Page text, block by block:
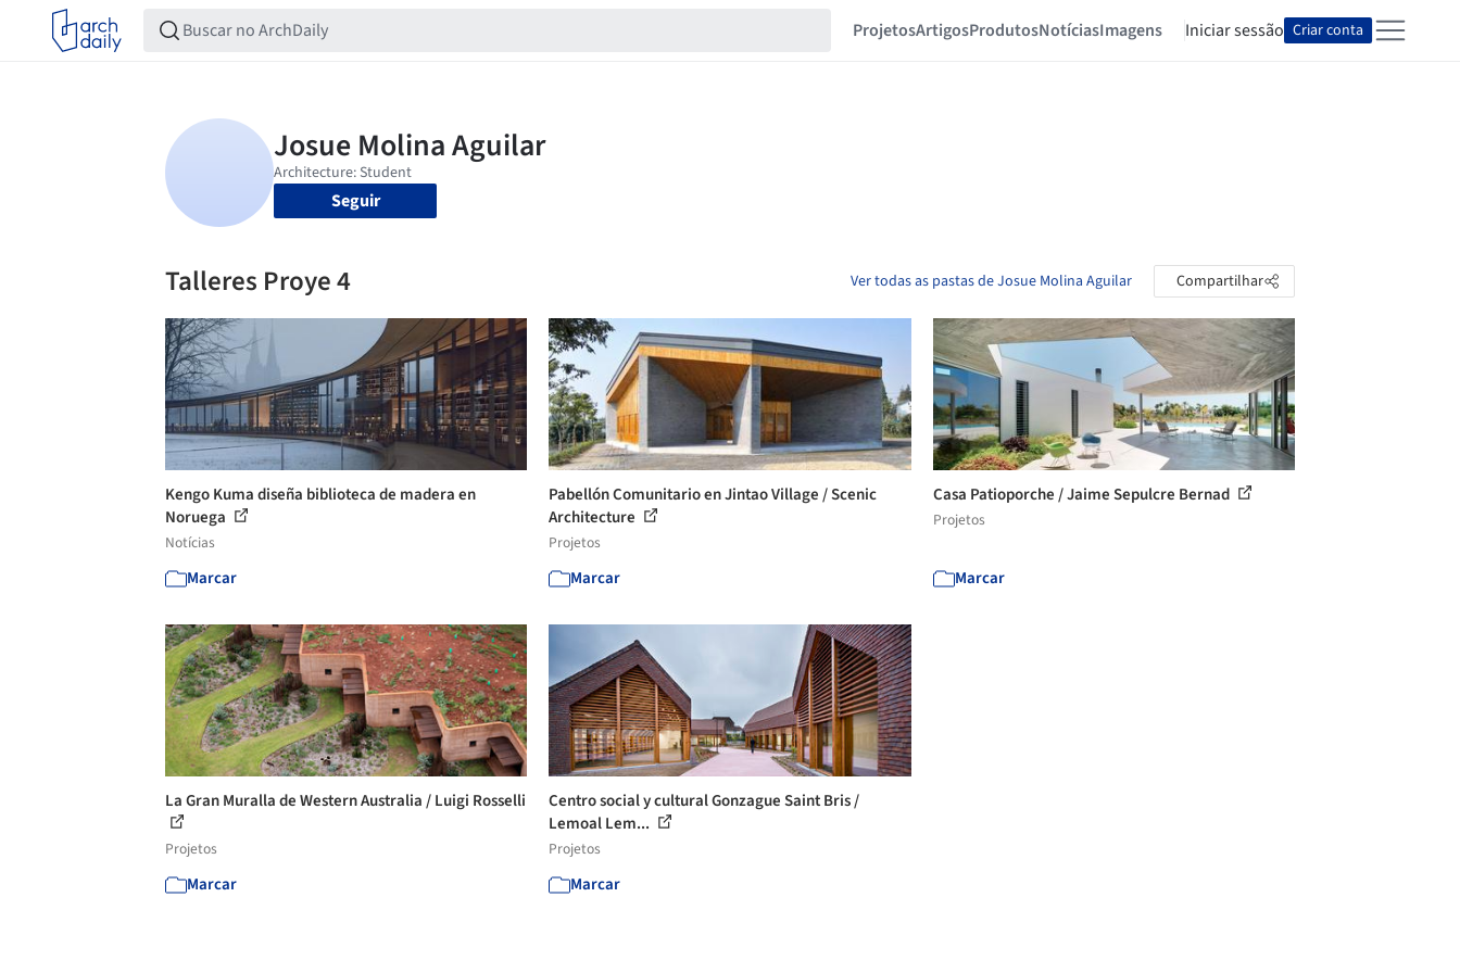
ProjetosArtigosProdutosNotíciasImagens Iniciar sessão Criar conta
Seguir
Talleres Proye 4 Ver todas as pastas de Josue Molina Aguilar Compartilhar
Kengo Kuma diseña biblioteca de madera en
Noruega
Notícias
Marcar
Pabellón Comunitario en Jintao Village / Scenic
Architecture
Projetos
Marcar
Casa Patioporche / Jaime Sepulcre Bernad
Projetos
Marcar
La Gran Muralla de Western Australia / Luigi Rosselli
Projetos
Marcar
Centro social y cultural Gonzague Saint Bris /
Lemoal Lem...
Projetos
Marcar